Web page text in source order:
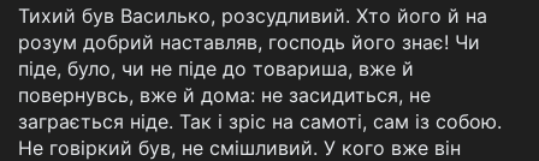
Тихий був Василько, розсудливий. Хто його й на
розум добрий наставляв, господь його знає! Чи
піде, було, чи не піде до товариша, вже й
повернувсь, вже й дома: не засидиться, не
заграється ніде. Так і зріс на самоті, сам із собою.
Не говіркий був, не смішливий. У кого вже він